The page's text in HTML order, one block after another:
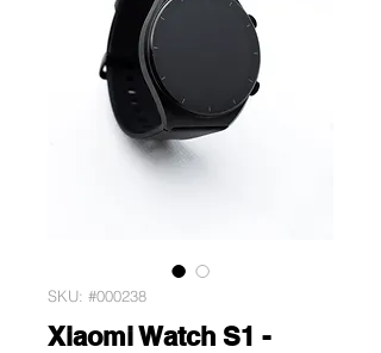
SKU: #000238
Xiaomi Watch S1 -